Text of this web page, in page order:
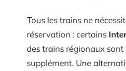
Tous les trains ne
réservation : certains
des trains régionaux sont
supplément. Une